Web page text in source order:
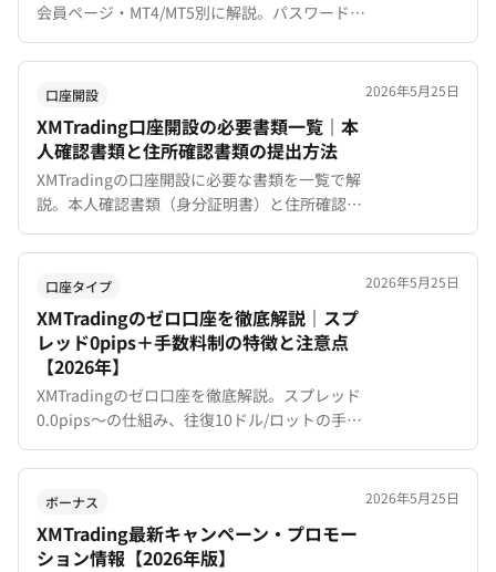
会員ページ・MT4/MT5別に解説。パスワードを
忘れた場合の再設定手順、二段階認証（2FA）
の設定方法、セキュリティ対策まで網羅。
口座開設
XMTrading口座開設の必要書類一覧｜本
人確認書類と住所確認書類の提出方法
XMTradingの口座開設に必要な書類を一覧で解
説。本人確認書類（身分証明書）と住所確認書
類の種類、スマホでの撮影・提出方法、審査時
間、よくある差戻し原因と対策まで網羅。
2026年5月25日
口座タイプ
XMTradingのゼロ口座を徹底解説｜スプ
レッド0pips＋手数料制の特徴と注意点
【2026年】
XMTradingのゼロ口座を徹底解説。スプレッド
0.0pips〜の仕組み、往復10ドル/ロットの手数
料、KIWAMI極口座との比較、レバレッジ500倍
の制限まで詳しく紹介します。
2026年5月25日
ボーナス
XMTrading最新キャンペーン・プロモー
ション情報【2026年版】
2026年5月25日